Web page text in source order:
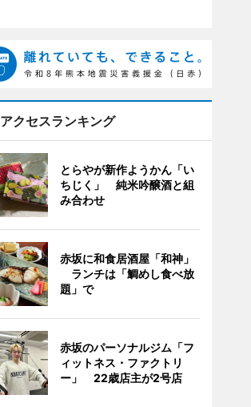
アクセスランキング
とらやが新作ようかん「い
ちじく」 純米吟醸酒と組
み合わせ
赤坂に和食居酒屋「和神」
ランチは「鯛めし食べ放
題」で
赤坂のパーソナルジム「フ
ィットネス・ファクトリ
ー」 22歳店主が2号店